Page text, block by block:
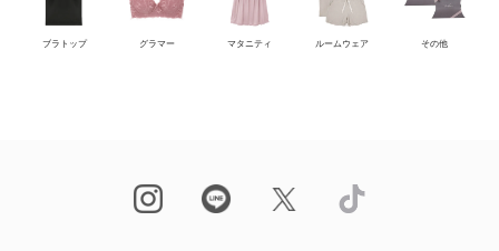
ブラトップ グラマー マタニティ ルームウェア その他